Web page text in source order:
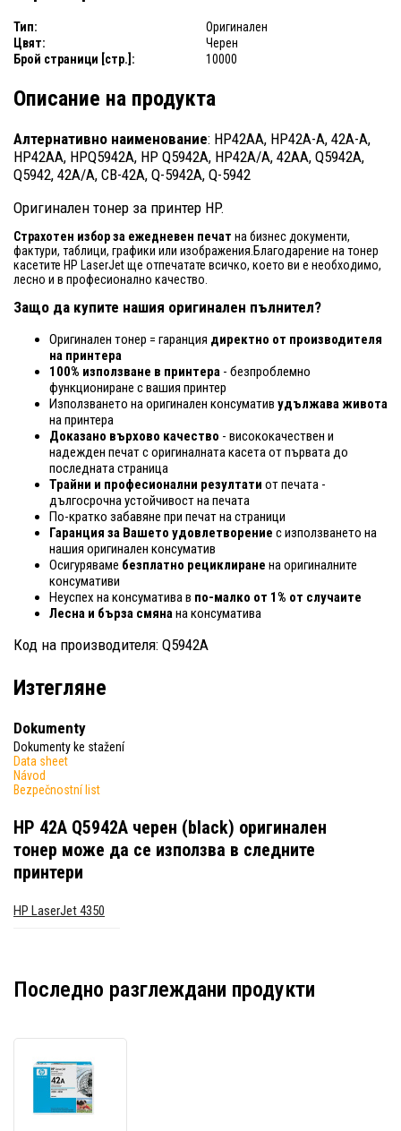
Тип:
Оригинален
Цвят:
Черен
Брой страници [стр.]:
10000
Описание на продукта
Алтернативно наименование: HP42AA, HP42A-A, 42A-A,
HP42AA, HPQ5942A, HP Q5942A, HP42A/A, 42AA, Q5942A,
Q5942, 42A/A, CB-42A, Q-5942A, Q-5942
Оригинален тонер за принтер HP.
Страхотен избор за ежедневен печат на бизнес документи,
фактури, таблици, графики или изображения.Благодарение на тонер
касетите HP LaserJet ще отпечатате всичко, което ви е необходимо,
лесно и в професионално качество.
Защо да купите нашия оригинален пълнител?
Оригинален тонер = гаранция директно от производителя
на принтера
100% използване в принтера - безпроблемно
функциониране с вашия принтер
Използването на оригинален консуматив удължава живота
на принтера
Доказано върхово качество - висококачествен и
надежден печат с оригиналната касета от първата до
последната страница
Трайни и професионални резултати от печата -
дългосрочна устойчивост на печата
По-кратко забавяне при печат на страници
Гаранция за Вашето удовлетворение с използването на
нашия оригинален консуматив
Осигуряваме безплатно рециклиране на оригиналните
консумативи
Неуспех на консуматива в по-малко от 1% от случаите
Лесна и бърза смянана консуматива
Код на производителя: Q5942A
Изтегляне
Dokumenty
Dokumenty ke stažení
Data sheet
Návod
Bezpečnostní list
HP 42A Q5942A черен (black) оригинален
тонер може да се използва в следните
принтери
HP LaserJet 4350
Последно разглеждани продукти